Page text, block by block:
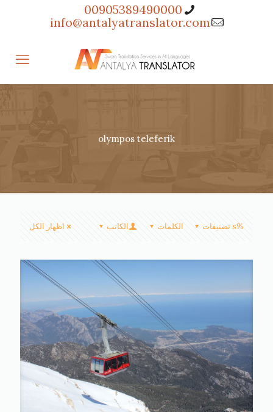
00905389490000
info@antalyatranslator.com
olympos teleferik
%s تصنيفات الكلمات الكاتب اظهار الكل